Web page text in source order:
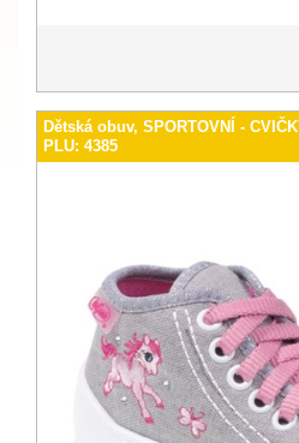
Dětská obuv, SPORTOVNÍ -
PLU: 4385